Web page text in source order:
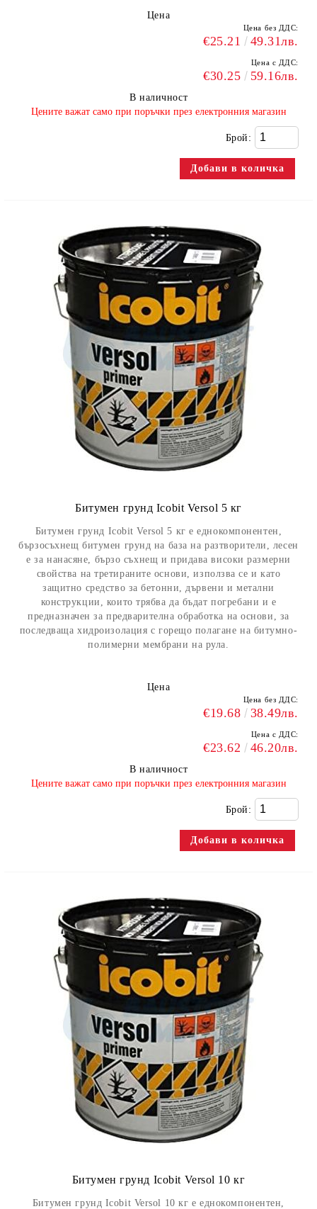
Цена
Цена без ДДС:
€25.21 49.31лв.
Цена с ДДС:
€30.25 59.16лв.
В наличност
​Цените важат само при поръчки през електронния магазин
Брой:
Битумен грунд Icobit Versol 5 кг
Битумен грунд Icobit Versol 5 кг е еднокомпонентен,
бързосъхнещ битумен грунд на база на разтворители, лесен
е за нанасяне, бързо съхнещ и придава високи размерни
свойства на третираните основи, използва се и като
защитно средство за бетонни, дървени и метални
конструкции, които трябва да бъдат погребани и е
предназначен за предварителна обработка на основи, за
последваща хидроизолация с горещо полагане на битумно-
полимерни мембрани на рула.
Цена
Цена без ДДС:
€19.68 38.49лв.
Цена с ДДС:
€23.62 46.20лв.
В наличност
​Цените важат само при поръчки през електронния магазин
Брой:
Битумен грунд Icobit Versol 10 кг
Битумен грунд Icobit Versol 10 кг е еднокомпонентен,